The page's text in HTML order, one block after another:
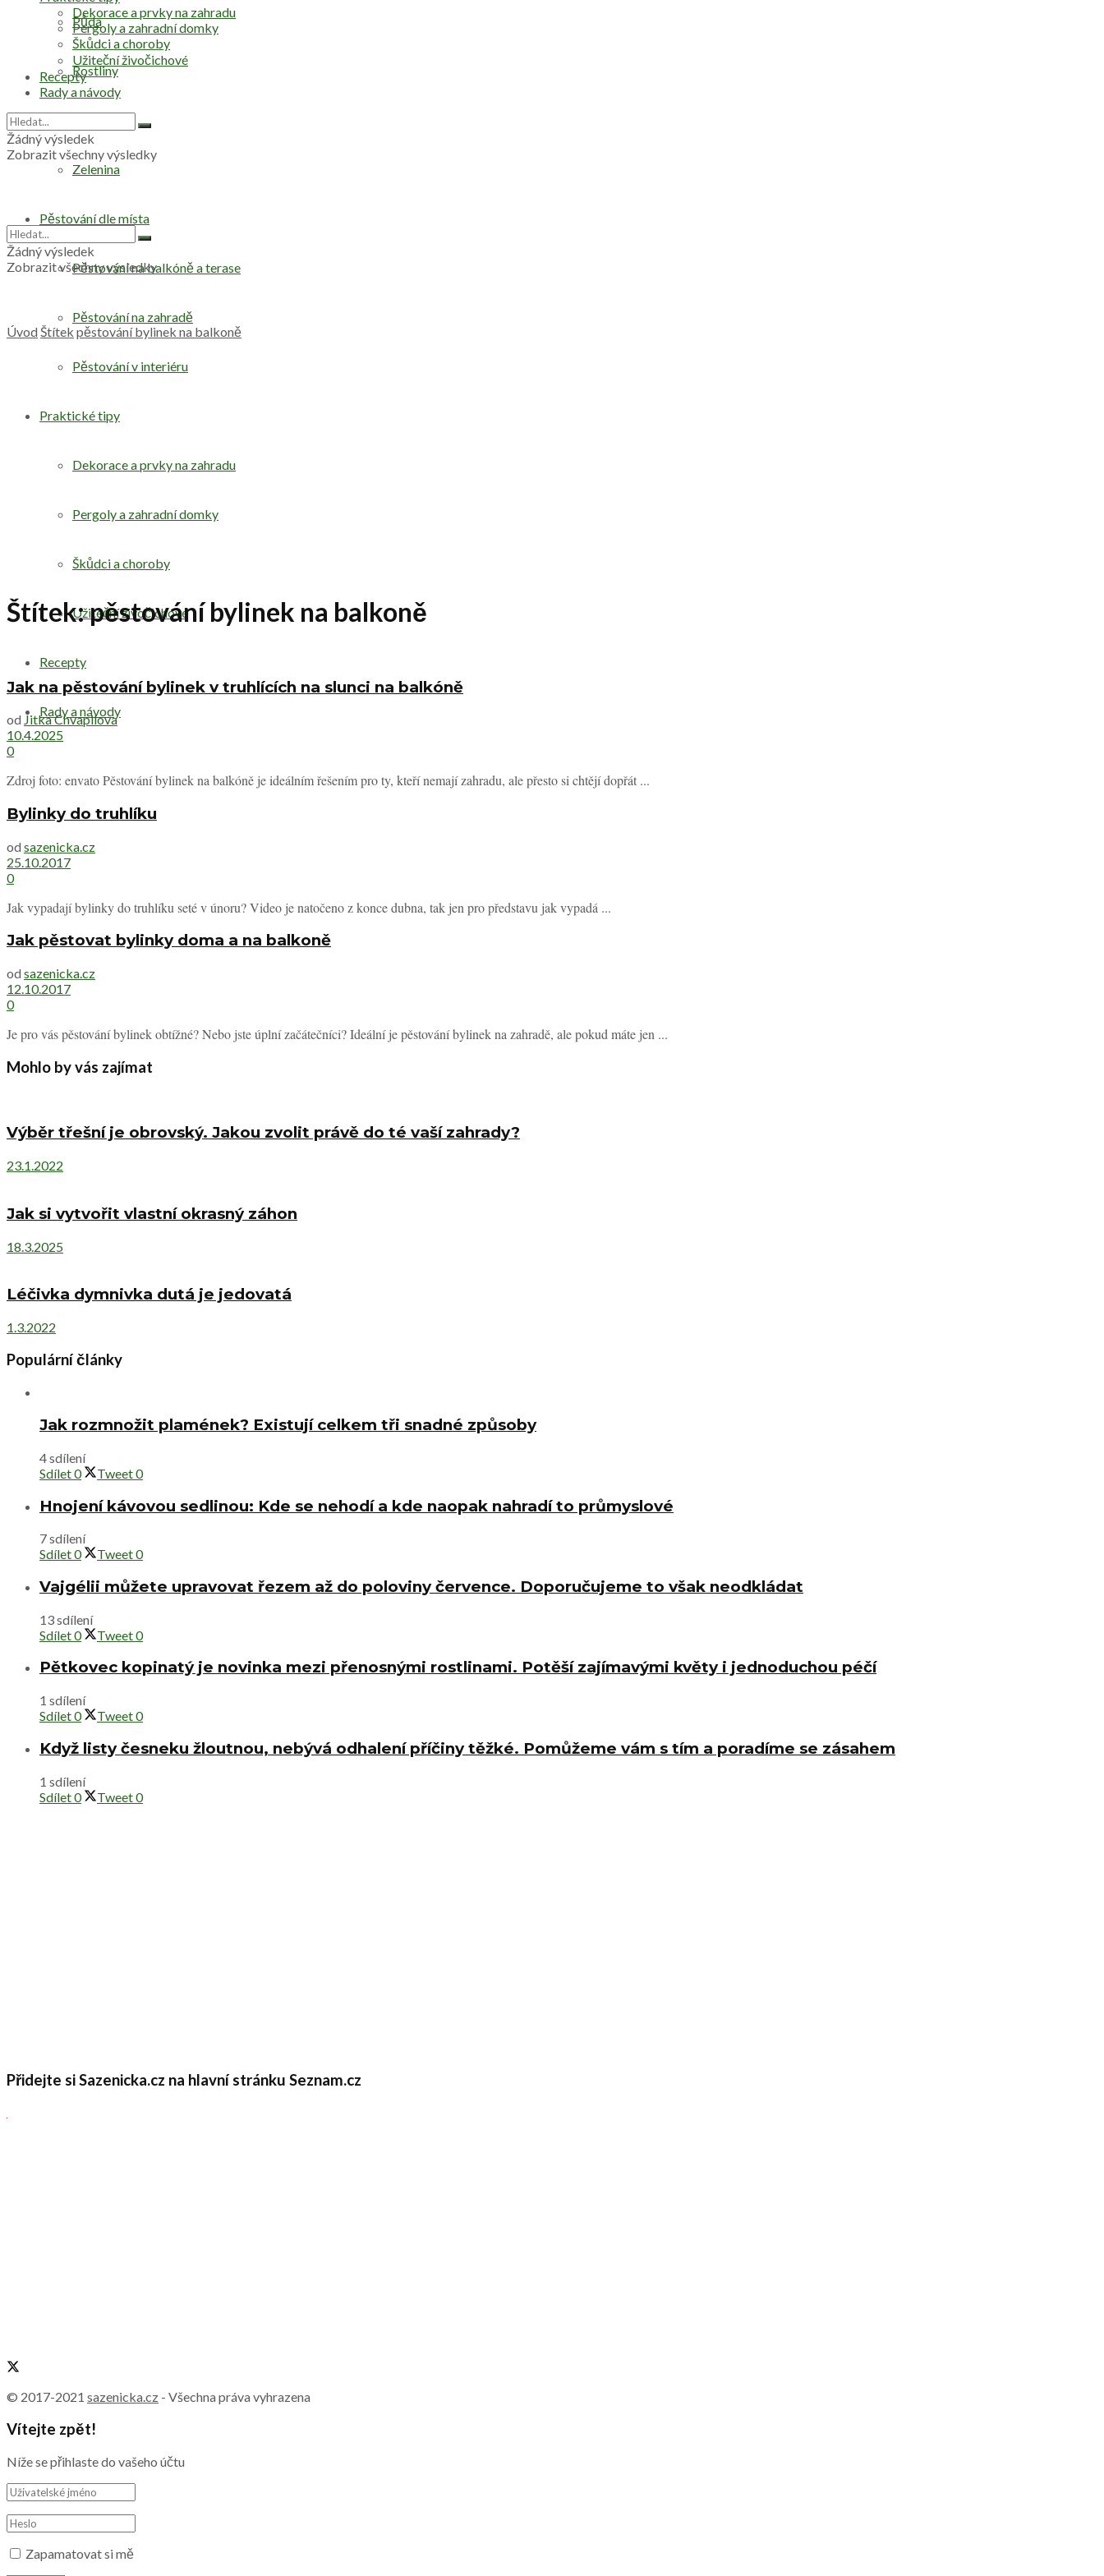
Půda
Rostliny
Zelenina
Pěstování dle místa
Pěstování na balkóně a terase
Pěstování na zahradě
Pěstování v interiéru
Praktické tipy
Dekorace a prvky na zahradu
Pergoly a zahradní domky
Škůdci a choroby
Užiteční živočichové
Recepty
Rady a návody
Dekorace a prvky na zahradu
Pergoly a zahradní domky
Škůdci a choroby
Užiteční živočichové
Recepty
Rady a návody
Žádný výsledek
Zobrazit všechny výsledky
Žádný výsledek
Zobrazit všechny výsledky
Úvod Štítek pěstování bylinek na balkoně
Štítek:pěstování bylinek na balkoně
Jak na pěstování bylinek v truhlících na slunci na balkóně
od Jitka Chvapilova
10.4.2025
0
Zdroj foto: envato Pěstování bylinek na balkóně je ideálním řešením pro ty, kteří nemají zahradu, ale přesto si chtějí dopřát ...
Bylinky do truhlíku
od sazenicka.cz
25.10.2017
0
Jak vypadají bylinky do truhlíku seté v únoru? Video je natočeno z konce dubna, tak jen pro představu jak vypadá ...
Jak pěstovat bylinky doma a na balkoně
od sazenicka.cz
12.10.2017
0
Je pro vás pěstování bylinek obtížné? Nebo jste úplní začátečníci? Ideální je pěstování bylinek na zahradě, ale pokud máte jen ...
Mohlo by vás zajímat
Výběr třešní je obrovský. Jakou zvolit právě do té vaší zahrady?
23.1.2022
Jak si vytvořit vlastní okrasný záhon
18.3.2025
Léčivka dymnivka dutá je jedovatá
1.3.2022
Populární články
Jak rozmnožit plamének? Existují celkem tři snadné způsoby
4 sdílení
Sdílet0 Tweet0
Hnojení kávovou sedlinou: Kde se nehodí a kde naopak nahradí to průmyslové
7 sdílení
Sdílet0 Tweet0
Vajgélii můžete upravovat řezem až do poloviny července. Doporučujeme to však neodkládat
13 sdílení
Sdílet0 Tweet0
Pětkovec kopinatý je novinka mezi přenosnými rostlinami. Potěší zajímavými květy i jednoduchou péčí
1 sdílení
Sdílet0 Tweet0
Když listy česneku žloutnou, nebývá odhalení příčiny těžké. Pomůžeme vám s tím a poradíme se zásahem
1 sdílení
Sdílet0 Tweet0
Přidejte si Sazenicka.cz na hlavní stránku Seznam.cz
© 2017-2021 sazenicka.cz - Všechna práva vyhrazena
Vítejte zpět!
Níže se přihlaste do vašeho účtu
Zapamatovat si mě